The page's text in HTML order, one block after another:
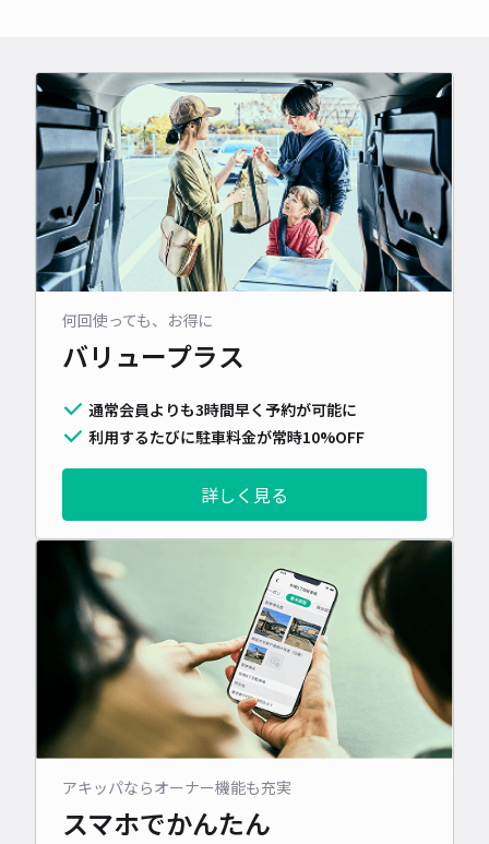
何回使っても、お得に
バリュープラス
通常会員よりも3時間早く予約が可能に
利用するたびに駐車料金が常時10%OFF
詳しく見る
アキッパならオーナー機能も充実
スマホでかんたん